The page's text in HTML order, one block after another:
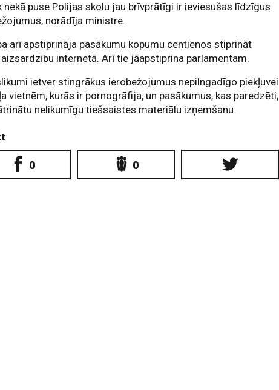
nekā puse Polijas skolu jau brīvprātīgi ir ieviesušas līdzīgus
norādīja ministre.
arī apstiprināja pasākumu kopumu centienos stiprināt
aizsardzību internetā. Arī tie jāapstiprina parlamentam.
ietver stingrākus ierobežojumus nepilngadīgo piekļuvei
vietnēm, kurās ir pornogrāfija, un pasākumus, kas paredzēti,
nelikumīgu tiešsaistes materiālu izņemšanu.
0 0